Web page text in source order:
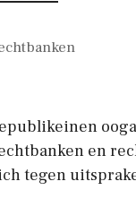
en
tegen